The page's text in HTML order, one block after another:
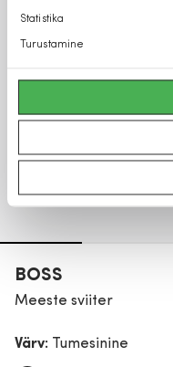
Statistika
Turustamine
BOSS
Meeste sviiter
Värv: Tumesinine